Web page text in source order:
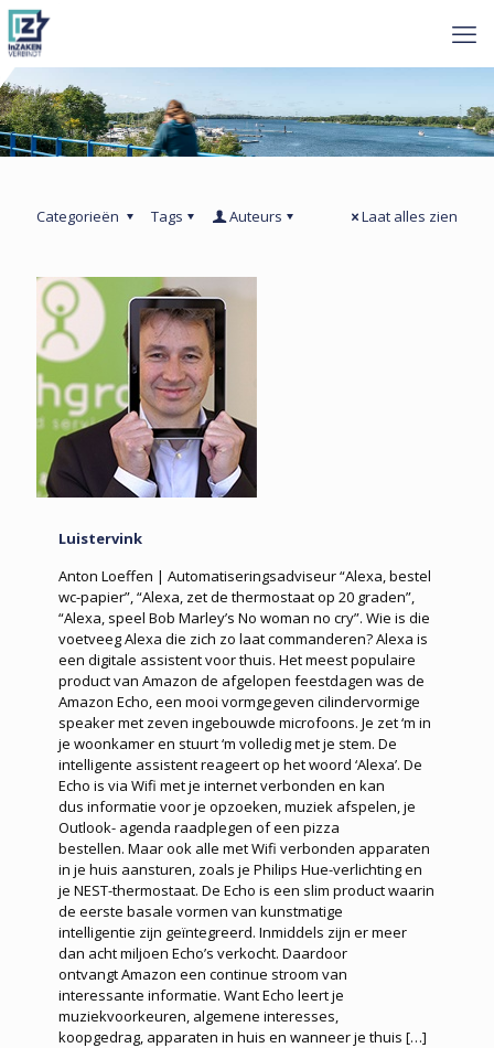
Categorieën Tags Auteurs Laat alles zien
Luistervink
Anton Loeffen | Automatiseringsadviseur “Alexa, bestel
wc-papier”, “Alexa, zet de thermostaat op 20 graden”,
“Alexa, speel Bob Marley’s No woman no cry”. Wie is die
voetveeg Alexa die zich zo laat commanderen? Alexa is
een digitale assistent voor thuis. Het meest populaire
product van Amazon de afgelopen feestdagen was de
Amazon Echo, een mooi vormgegeven cilindervormige
speaker met zeven ingebouwde microfoons. Je zet ‘m in
je woonkamer en stuurt ‘m volledig met je stem. De
intelligente assistent reageert op het woord ‘Alexa’. De
Echo is via Wifi met je internet verbonden en kan
dus informatie voor je opzoeken, muziek afspelen, je
Outlook- agenda raadplegen of een pizza
bestellen. Maar ook alle met Wifi verbonden apparaten
in je huis aansturen, zoals je Philips Hue-verlichting en
je NEST-thermostaat. De Echo is een slim product waarin
de eerste basale vormen van kunstmatige
intelligentie zijn geïntegreerd. Inmiddels zijn er meer
dan acht miljoen Echo’s verkocht. Daardoor
ontvangt Amazon een continue stroom van
interessante informatie. Want Echo leert je
muziekvoorkeuren, algemene interesses,
koopgedrag, apparaten in huis en wanneer je thuis […]